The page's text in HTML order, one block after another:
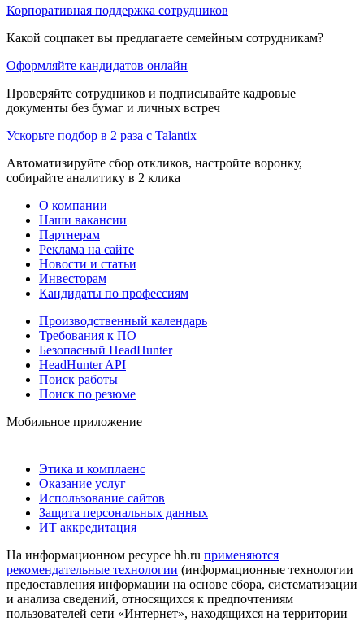
Корпоративная поддержка сотрудников
Какой соцпакет вы предлагаете семейным сотрудникам?
Оформляйте кандидатов онлайн
Проверяйте сотрудников и подписывайте кадровые
документы без бумаг и личных встреч
Ускорьте подбор в 2 раза с Talantix
Автоматизируйте сбор откликов, настройте воронку,
собирайте аналитику в 2 клика
О компании
Наши вакансии
Партнерам
Реклама на сайте
Новости и статьи
Инвесторам
Кандидаты по профессиям
Производственный календарь
Требования к ПО
Безопасный HeadHunter
HeadHunter API
Поиск работы
Поиск по резюме
Мобильное приложение
Этика и комплаенс
Оказание услуг
Использование сайтов
Защита персональных данных
ИТ аккредитация
На информационном ресурсе hh.ru применяются
рекомендательные технологии (информационные технологии
предоставления информации на основе сбора, систематизации
и анализа сведений, относящихся к предпочтениям
пользователей сети «Интернет», находящихся на территории